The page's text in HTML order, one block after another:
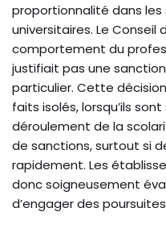
proportionnalité dans les
universitaires. Le Conseil
comportement du
justifiait pas une
particulier. Cette
faits isolés, lorsqu’ils
déroulement de la
de sanctions, surtout si
rapidement. Les
donc soigneusement
d’engager des